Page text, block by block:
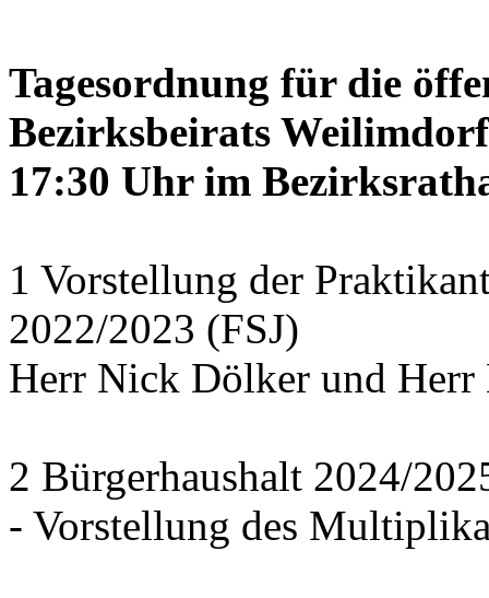
Tagesordnung für die
Bezirksbeirats
17:30 Uhr im
1 Vorstellung der
2022/2023 (FSJ)
Herr Nick Dölker und Herr
2 Bürgerhaushalt 2024/
- Vorstellung des